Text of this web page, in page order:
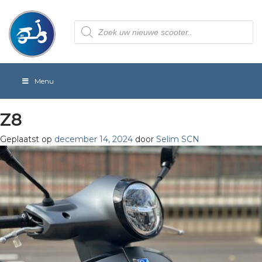
Producten
zoeken
Menu
Z8
Geplaatst op december 14, 2024 door Selim SCN